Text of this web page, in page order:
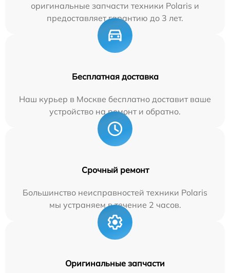
оригинальные запчасти техники Polaris и
предоставляет гарантию до 3 лет.
Бесплатная доставка
Наш курьер в Москве бесплатно доставит ваше
устройство на ремонт и обратно.
Срочный ремонт
Большинство неисправностей техники Polaris
мы устраняем в течение 2 часов.
Оригинальные запчасти